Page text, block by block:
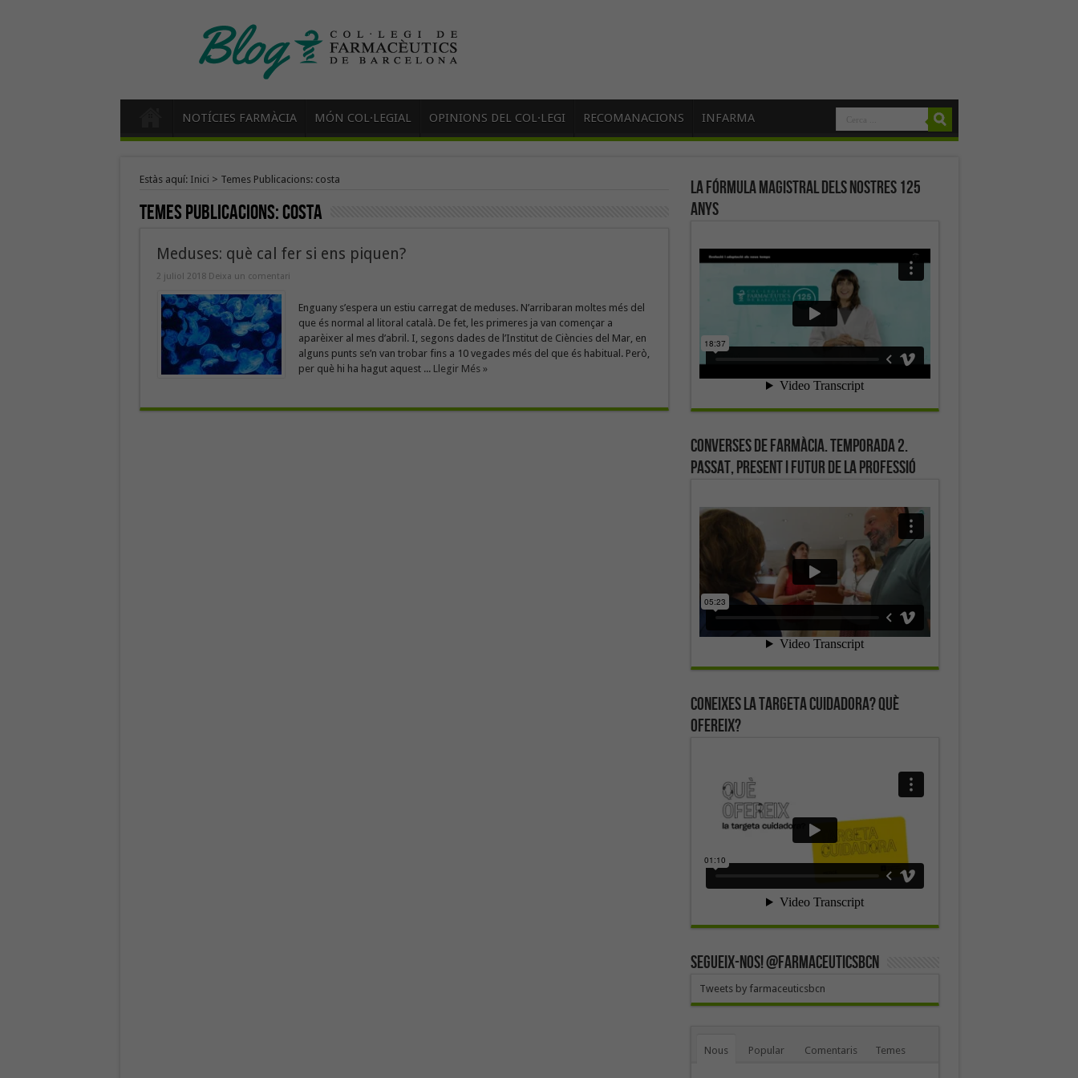
NOTÍCIES FARMÀCIA MÓN COL·LEGIAL OPINIONS DEL COL·LEGI RECOMANACIONS INFARMA
Estàs aquí: Inici > Temes Publicacions: costa
Temes Publicacions:costa
Meduses: què cal fer si ens piquen?
2 juliol 2018 Deixa un comentari
Enguany s’espera un estiu carregat de meduses. N’arribaran moltes més del
que és normal al litoral català. De fet, les primeres ja van començar a
aparèixer al mes d’abril. I, segons dades de l’Institut de Ciències del Mar, en
alguns punts se’n van trobar fins a 10 vegades més del que és habitual. Però,
per què hi ha hagut aquest ... Llegir Més »
La fórmula magistral dels nostres 125
anys
Converses de farmàcia. Temporada 2.
Passat, present i futur de la professió
Coneixes la targeta cuidadora? Què
ofereix?
SEGUEIX-NOS! @farmaceuticsbcn
Tweets by farmaceuticsbcn
Nous Popular Comentaris Temes